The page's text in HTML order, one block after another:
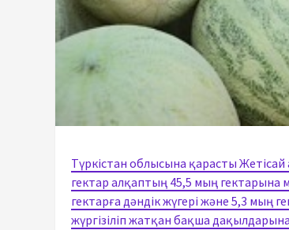
Түркістан облысына қарасты
гектар алқаптың 45,5 мың гектарына
гектарға дәндік жүгері және 5,3 мың
жүргізіліп жатқан бақша